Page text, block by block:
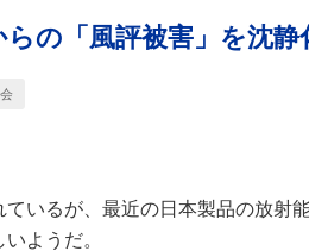
らの「風評被害」を沈
ているが、最近の日本製品の放射
ようだ。